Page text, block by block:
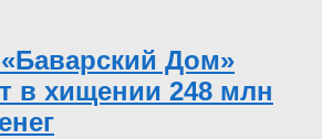
Дом»
в хищении 248 млн